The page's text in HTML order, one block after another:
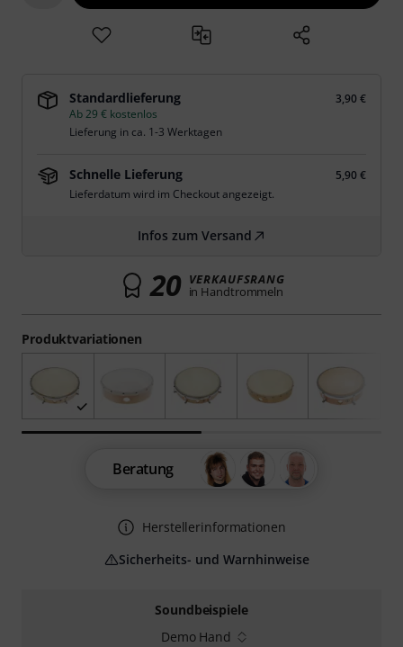
Soundbeispiele
Demo Hand
Produktvariationen
Standardlieferung
3,90 €
Ab 29 € kostenlos
Lieferung in ca. 1-3 Werktagen
Schnelle Lieferung
5,90 €
Lieferdatum wird im Checkout angezeigt.
Infos zum Versand
20 VERKAUFSRANG
in Handtrommeln
Beratung
Herstellerinformationen
Sicherheits- und Warnhinweise